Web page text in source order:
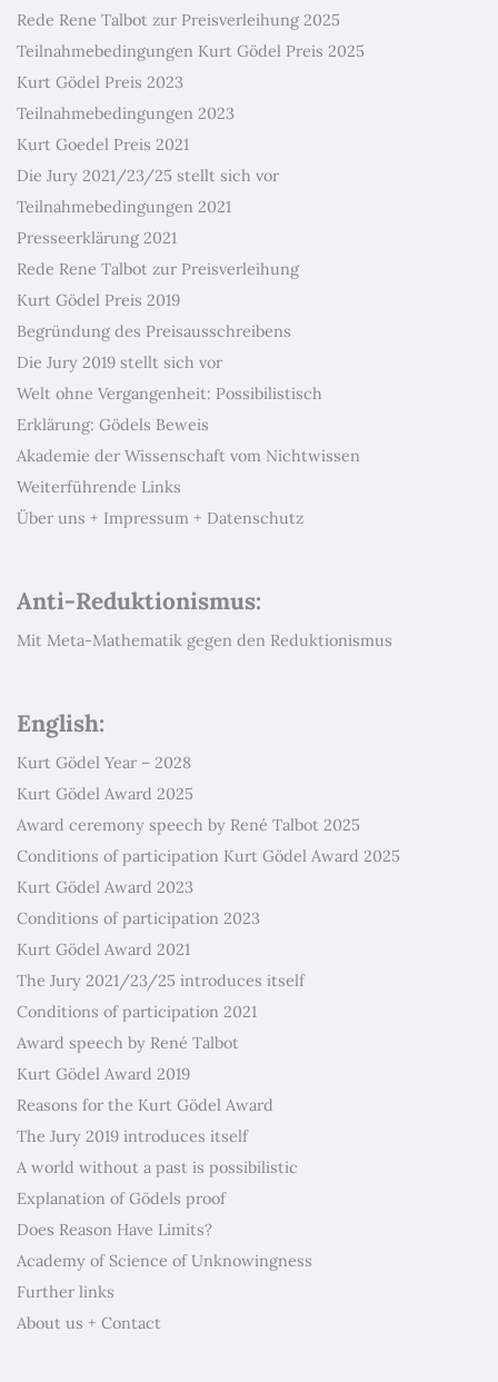
Rede Rene Talbot zur Preisverleihung 2025
Teilnahmebedingungen Kurt Gödel Preis 2025
Kurt Gödel Preis 2023
Teilnahmebedingungen 2023
Kurt Goedel Preis 2021
Die Jury 2021/23/25 stellt sich vor
Teilnahmebedingungen 2021
Presseerklärung 2021
Rede Rene Talbot zur Preisverleihung
Kurt Gödel Preis 2019
Begründung des Preisausschreibens
Die Jury 2019 stellt sich vor
Welt ohne Vergangenheit: Possibilistisch
Erklärung: Gödels Beweis
Akademie der Wissenschaft vom Nichtwissen
Weiterführende Links
Über uns + Impressum + Datenschutz
Anti-Reduktionismus:
Mit Meta-Mathematik gegen den Reduktionismus
English:
Kurt Gödel Year – 2028
Kurt Gödel Award 2025
Award ceremony speech by René Talbot 2025
Conditions of participation Kurt Gödel Award 2025
Kurt Gödel Award 2023
Conditions of participation 2023
Kurt Gödel Award 2021
The Jury 2021/23/25 introduces itself
Conditions of participation 2021
Award speech by René Talbot
Kurt Gödel Award 2019
Reasons for the Kurt Gödel Award
The Jury 2019 introduces itself
A world without a past is possibilistic
Explanation of Gödels proof
Does Reason Have Limits?
Academy of Science of Unknowingness
Further links
About us + Contact